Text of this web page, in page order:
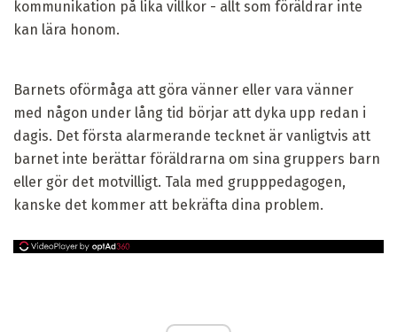
kommunikation på lika villkor - allt som föräldrar inte
kan lära honom.
Barnets oförmåga att göra vänner eller vara vänner
med någon under lång tid börjar att dyka upp redan i
dagis. Det första alarmerande tecknet är vanligtvis att
barnet inte berättar föräldrarna om sina gruppers barn
eller gör det motvilligt. Tala med grupppedagogen,
kanske det kommer att bekräfta dina problem.